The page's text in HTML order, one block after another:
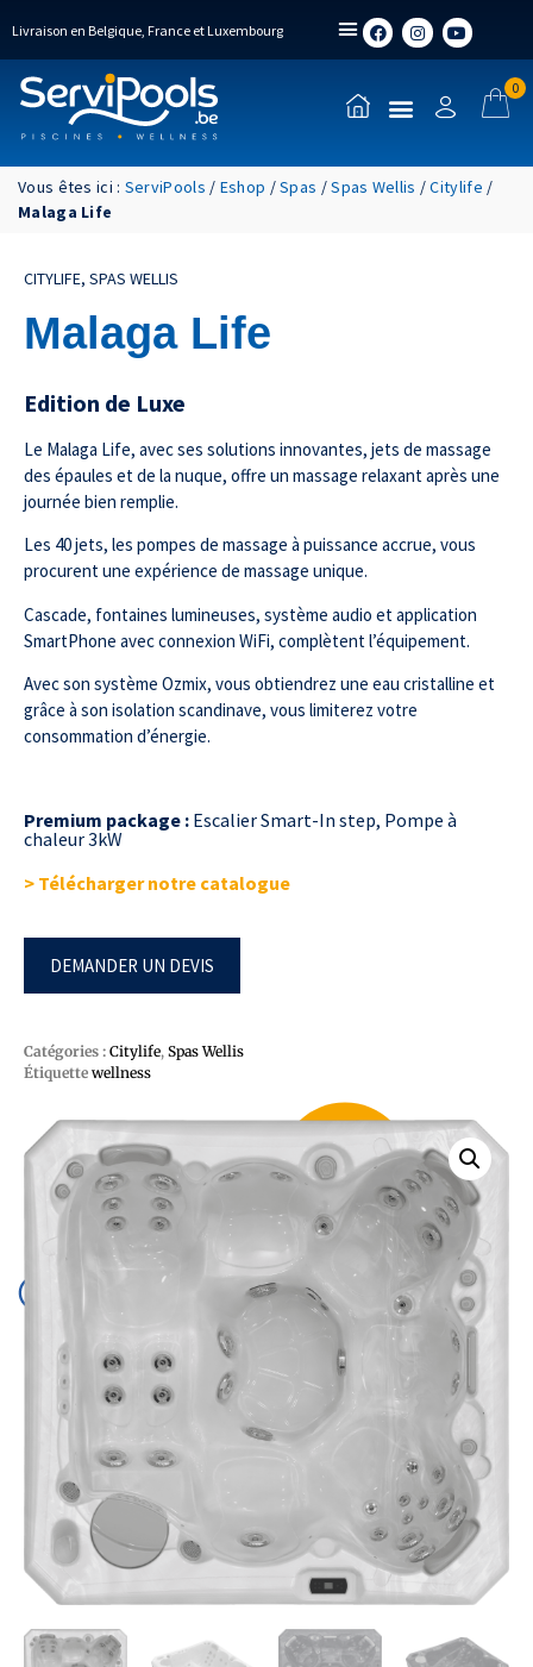
Livraison en Belgique, France et Luxembourg
0
Vous êtes ici : ServiPools / Eshop /Spas /Spas Wellis /Citylife /
Malaga Life
CITYLIFE, SPAS WELLIS
Malaga Life
Edition de Luxe
Le Malaga Life, avec ses solutions innovantes, jets de massage
des épaules et de la nuque, offre un massage relaxant après une
journée bien remplie.
Les 40 jets, les pompes de massage à puissance accrue, vous
procurent une expérience de massage unique.
Cascade, fontaines lumineuses, système audio et application
SmartPhone avec connexion WiFi, complètent l’équipement.
Avec son système Ozmix, vous obtiendrez une eau cristalline et
grâce à son isolation scandinave, vous limiterez votre
consommation d’énergie.
Premium package : Escalier Smart-In step, Pompe à
chaleur 3kW
> Télécharger notre catalogue
DEMANDER UN DEVIS
Catégories : Citylife, Spas Wellis
Étiquette wellness